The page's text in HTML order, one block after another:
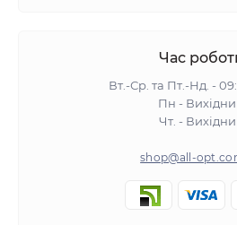
Час
Вт.-Ср. та Пт.-Нд. -
Пн -
Чт. -
shop@all-